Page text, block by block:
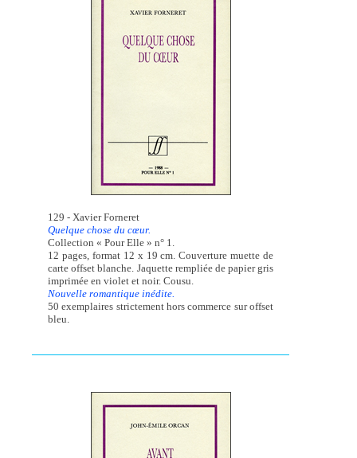
129 - Xavier Forneret
Quelque chose du cœur.
Collection « Pour Elle » n° 1.
12 pages, format 12 x 19 cm. Couverture muette de
carte offset blanche. Jaquette rempliée de papier gris
imprimée en violet et noir. Cousu.
Nouvelle romantique inédite.
50 exemplaires strictement hors commerce sur offset
bleu.